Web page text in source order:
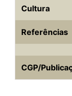
Cultura
Referências
CGP/